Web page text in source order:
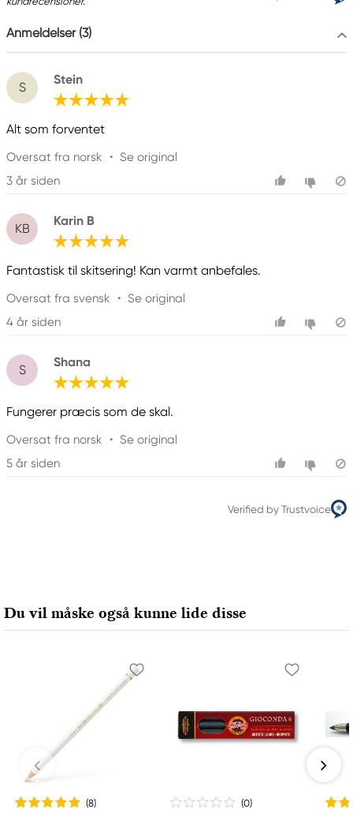
Anmeldelser (3)
S
Stein
Alt som forventet
Oversat fra norsk • Se original
3 år siden
KB
Karin B
Fantastisk til skitsering! Kan varmt anbefales.
Oversat fra svensk • Se original
4 år siden
S
Shana
Fungerer præcis som de skal.
Oversat fra norsk • Se original
5 år siden
Verified by Trustvoice
Du vil måske også kunne lide disse
(8)
(0)